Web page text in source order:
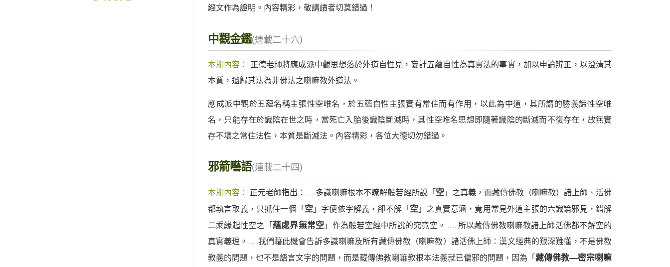
經文作為證明。內容精彩，敬請讀者切莫錯過！
中觀金鑑(連載二十六)
本期內容：
正德老師將應成派中觀思想落於外道自性見，妄計五蘊自性為真實法的事實，加以申論辨正，以澄清其
本質，還歸其法為非佛法之喇嘛教外道法。
應成派中觀於五蘊名稱主張性空唯名，於五蘊自性主張實有常住而有作用，以此為中道，其所謂的勝義諦性空唯
名，只能存在於識陰在世之時，當死亡入胎後識陰斷滅時，其性空唯名思想即隨著識陰的斷滅而不復存在，故無實
存不壞之常住法性，本質是斷滅法。內容精彩，各位大德切勿錯過。
邪箭囈語(連載二十四)
本期內容： 正元老師指出：……多識喇嘛根本不瞭解般若經所說「 空」之真義，而藏傳佛教（喇嘛教）諸上師、活佛
都執言取義，只抓住一個「 空 」字便依字解義，卻不解「 空 」之真實意涵，竟用常見外道主張的六識論邪見，錯解
二乘緣起性空之「 蘊處界無常空 」作為般若空經中所說的究竟空。 ……所以藏傳佛教喇嘛教諸上師活佛都不解空的
真實義理。……我們藉此機會告訴多識喇嘛及所有藏傳佛教（喇嘛教）諸活佛上師：漢文經典的艱深難懂，不是佛教
教義的問題，也不是語言文字的問題，而是藏傳佛教喇嘛教根本法義就已偏邪的問題，因為「 藏傳佛教—密宗喇嘛